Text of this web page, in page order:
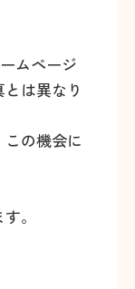
ムページ
は異なり
の機会に
。